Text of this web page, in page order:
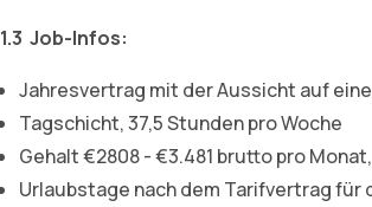
1.3 Job-Infos:
Jahresvertrag mit der Aussicht auf
Tagschicht, 37,5 Stunden pro Woche
Gehalt €2808 - €3.481 brutto pro
Urlaubstage nach dem Tarifvertrag